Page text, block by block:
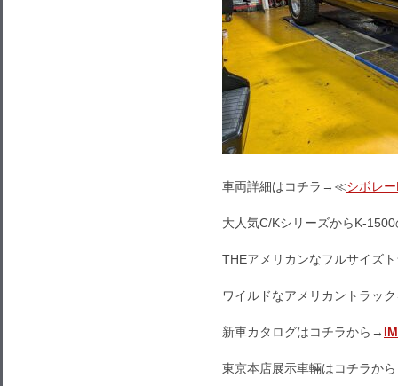
車両詳細はコチラ→≪シボレ
大人気C/KシリーズからK-
THEアメリカンなフルサイズ
ワイルドなアメリカントラッ
新車カタログはコチラから→
東京本店展示車輛はコチラか